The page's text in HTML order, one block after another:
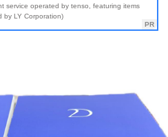
service operated by tenso, featuring items
by LY Corporation)